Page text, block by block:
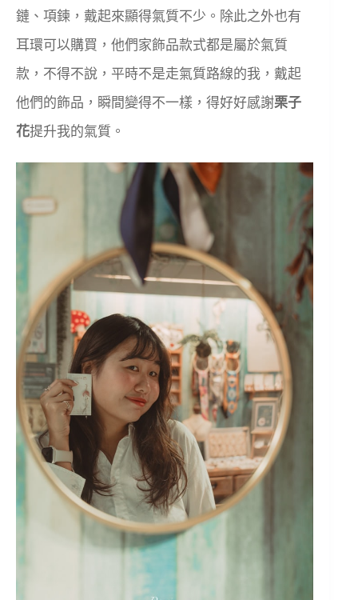
鏈、項鍊，戴起來顯得氣質不少。除此之外也有
耳環可以購買，他們家飾品款式都是屬於氣質
款，不得不說，平時不是走氣質路線的我，戴起
他們的飾品，瞬間變得不一樣，得好好感謝栗子
花提升我的氣質。